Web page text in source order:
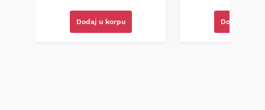
Dodaj u korpu Dodaj u